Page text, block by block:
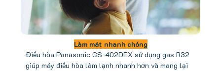
Làm mát nhanh chóng
Điều hòa Panasonic CS-402DEX sử dụng gas R32
giúp máy điều hòa làm lạnh nhanh hơn và mang lại